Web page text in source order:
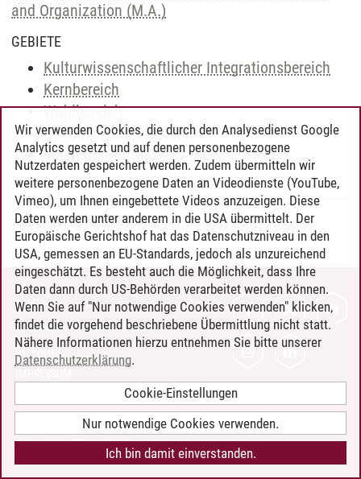
and Organization (M.A.)
GEBIETE
Kulturwissenschaftlicher Integrationsbereich
Kernbereich
Wahlbereich
Komplementärstudium
Masterforum/Master-Arbeit
Timo Leder/30.06.2024
KONTAKT
LEUPHANA ALS ARBEITGEBER
INTRANET
BARRIEREFREIHEIT
COOKIE-EINSTELLUNGEN
Wir verwenden Cookies, die durch den Analysedienst Google
Analytics gesetzt und auf denen personenbezogene
Nutzerdaten gespeichert werden. Zudem übermitteln wir
weitere personenbezogene Daten an Videodienste (YouTube,
Vimeo), um Ihnen eingebettete Videos anzuzeigen. Diese
Daten werden unter anderem in die USA übermittelt. Der
Europäische Gerichtshof hat das Datenschutzniveau in den
USA, gemessen an EU-Standards, jedoch als unzureichend
eingeschätzt. Es besteht auch die Möglichkeit, dass Ihre
Daten dann durch US-Behörden verarbeitet werden können.
Wenn Sie auf "Nur notwendige Cookies verwenden" klicken,
findet die vorgehend beschriebene Übermittlung nicht statt.
Nähere Informationen hierzu entnehmen Sie bitte unserer
Datenschutzerklärung.
Cookie-Einstellungen
Nur notwendige Cookies verwenden.
Ich bin damit einverstanden.